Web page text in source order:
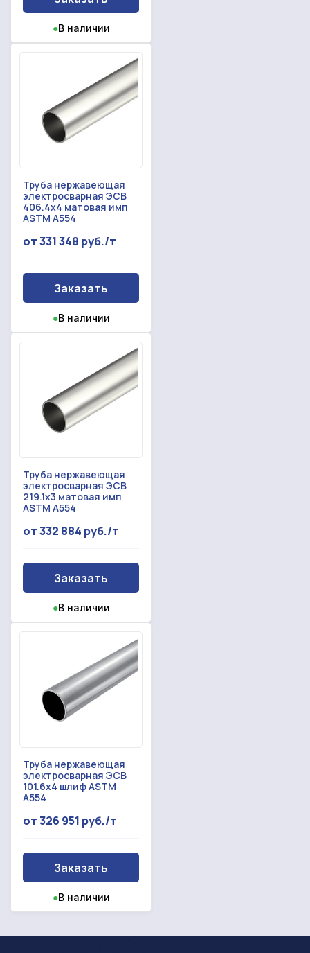
●В наличии
Труба нержавеющая
электросварная ЭСВ
406.4x4 матовая имп
ASTM A554
от 331 348 руб./т
Заказать
●В наличии
Труба нержавеющая
электросварная ЭСВ
219.1x3 матовая имп
ASTM A554
от 332 884 руб./т
Заказать
●В наличии
Труба нержавеющая
электросварная ЭСВ
101.6x4 шлиф ASTM
A554
от 326 951 руб./т
Заказать
●В наличии